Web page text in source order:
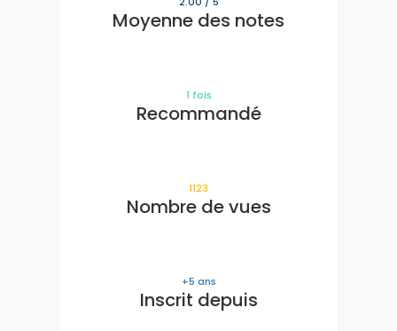
Moyenne des notes
1 fois
Recommandé
1123
Nombre de vues
5 ans
Inscrit depuis